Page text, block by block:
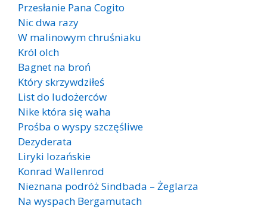
Przesłanie Pana Cogito
Nic dwa razy
W malinowym chruśniaku
Król olch
Bagnet na broń
Który skrzywdziłeś
List do ludożerców
Nike która się waha
Prośba o wyspy szczęśliwe
Dezyderata
Liryki lozańskie
Konrad Wallenrod
Nieznana podróż Sindbada – Żeglarza
Na wyspach Bergamutach